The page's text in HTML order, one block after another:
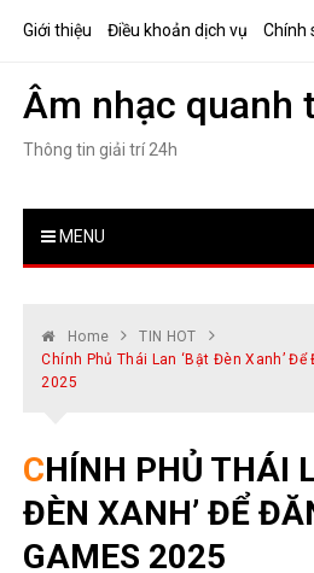
Giới thiệu Điều khoản dịch vụ Chính
Âm nhạc quanh
Thông tin giải trí 24h
MENU
Home
TIN HOT
Chính Phủ Thái Lan ‘bật Đèn Xanh’ Để
2025
CHÍNH PHỦ THÁI LAN ‘BẬT
ĐÈN XANH’ ĐỂ
GAMES 2025